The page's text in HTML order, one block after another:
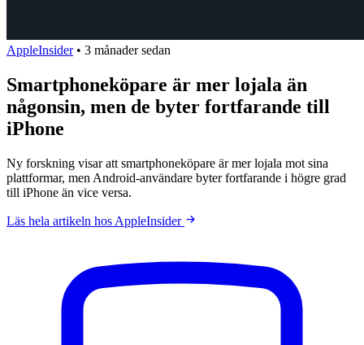
AppleInsider • 3 månader sedan
Smartphoneköpare är mer lojala än
någonsin, men de byter fortfarande till
iPhone
Ny forskning visar att smartphoneköpare är mer lojala mot sina
plattformar, men Android-användare byter fortfarande i högre grad
till iPhone än vice versa.
Läs hela artikeln hos AppleInsider